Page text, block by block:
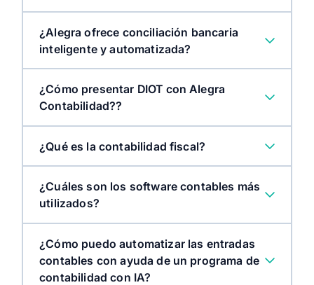
¿Alegra ofrece conciliación bancaria
inteligente y automatizada?
¿Cómo presentar DIOT con Alegra
Contabilidad??
¿Qué es la contabilidad fiscal?
Registrar transacciones comerciales:
¿Cuáles son los software contables más
utilizados?
¿Cómo puedo automatizar las entradas
contables con ayuda de un programa de
contabilidad con IA?